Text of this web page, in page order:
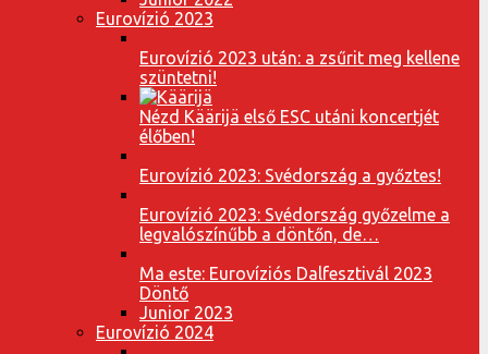
Eurovízió 2023
Eurovízió 2023 után: a zsűrit meg kellene
szüntetni!
Nézd Käärijä első ESC utáni koncertjét
élőben!
Eurovízió 2023: Svédország a győztes!
Eurovízió 2023: Svédország győzelme a
legvalószínűbb a döntőn, de…
Ma este: Eurovíziós Dalfesztivál 2023
Döntő
Junior 2023
Eurovízió 2024